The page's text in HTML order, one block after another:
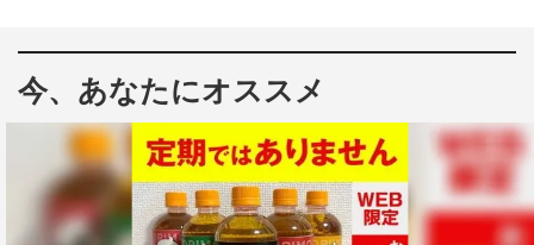
ラマは初出演。深田恭子、瀬戸康史共に初共演で、自身初
のアクションシーンにも挑戦する。“Lの一族“の泥棒スー
ツに負けず劣らずの衣装を身にまとって華（深田）と繰り
広げる女泥棒対決や、巻栄一（加藤諒）を誘惑するシーン
など、目が離せないシーンが盛りだくさんだ。
今、あなたにオススメ